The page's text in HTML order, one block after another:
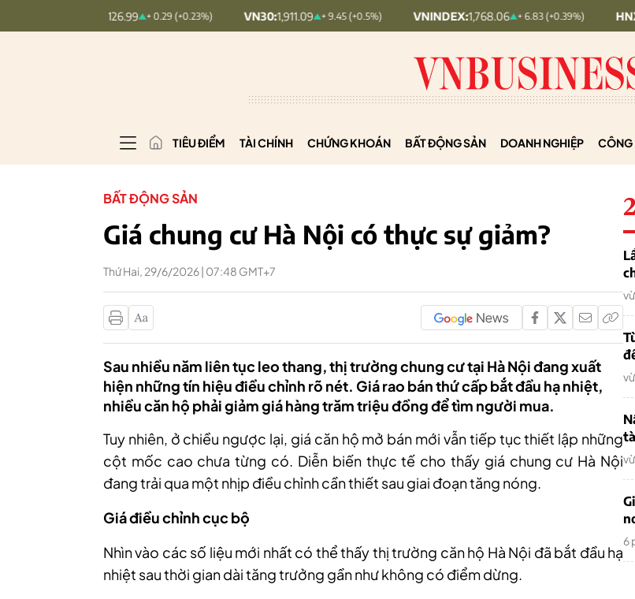
+ 0.29 (+0.23%) VN30: 1,911.09 + 9.45 (+0.5%) VNINDEX: 1,768.06 + 6.83 (+0.39%) HNX30: 455.12
TIÊU ĐIỂM TÀI CHÍNH CHỨNG KHOÁN BẤT ĐỘNG SẢN DOANH NGHIỆP CÔNG
BẤT ĐỘNG SẢN
Giá chung cư Hà Nội có thực sự giảm?
Thứ Hai, 29/6/2026 | 07:48 GMT+7
Sau nhiều năm liên tục leo thang, thị trường chung cư tại Hà Nội đang xuất
hiện những tín hiệu điều chỉnh rõ nét. Giá rao bán thứ cấp bắt đầu hạ nhiệt,
nhiều căn hộ phải giảm giá hàng trăm triệu đồng để tìm người mua.
Tuy nhiên, ở chiều ngược lại, giá căn hộ mở bán mới vẫn tiếp tục thiết lập những
cột mốc cao chưa từng có. Diễn biến thực tế cho thấy giá chung cư Hà Nội
đang trải qua một nhịp điều chỉnh cần thiết sau giai đoạn tăng nóng.
Giá điều chỉnh cục bộ
Nhìn vào các số liệu mới nhất có thể thấy thị trường căn hộ Hà Nội đã bắt đầu hạ
nhiệt sau thời gian dài tăng trưởng gần như không có điểm dừng.
6